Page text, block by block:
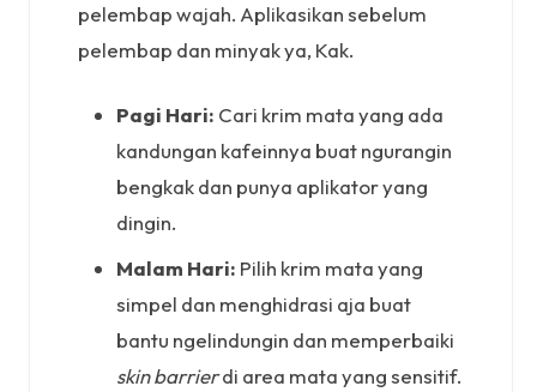
pelembap wajah. Aplikasikan sebelum
pelembap dan minyak ya, Kak.
Pagi Hari: Cari krim mata yang ada
kandungan kafeinnya buat ngurangin
bengkak dan punya aplikator yang
dingin.
Malam Hari: Pilih krim mata yang
simpel dan menghidrasi aja buat
bantu ngelindungin dan memperbaiki
skin barrierdi area mata yang sensitif.